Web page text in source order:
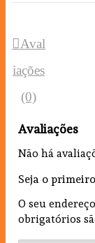
Aval
iações
(0)
Avaliações
Não há
Seja o
O seu
obrigatórios